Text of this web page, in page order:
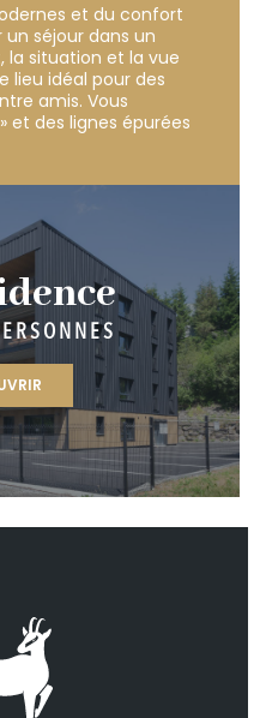
et du confort
un séjour dans un
la situation et la vue
lieu idéal pour des
amis. Vous
et des lignes épurées